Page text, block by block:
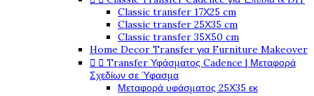
Classic transfer 17Χ25 cm
Classic transfer 25Χ35 cm
Classic transfer 35Χ50 cm
Home Decor Transfer για Furniture Makeover
  Transfer Υφάσματος Cadence | Μεταφορά
Σχεδίων σε Ύφασμα
Μεταφορά υφάσματος 25Χ35 εκ